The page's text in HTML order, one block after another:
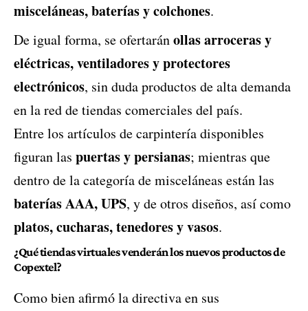
misceláneas, baterías y colchones.
De igual forma, se ofertaránollas arroceras y
eléctricas, ventiladores y protectores
electrónicos, sin duda productos de alta demanda
en la red de tiendas comerciales del país.
Entre los artículos de carpintería disponibles
figuran las puertas y persianas; mientras que
dentro de la categoría de misceláneas están las
baterías AAA, UPS, y de otros diseños, así como
platos, cucharas, tenedores y vasos.
¿Qué tiendas virtuales venderán los nuevos productos de
Copextel?
Como bien afirmó la directiva en sus